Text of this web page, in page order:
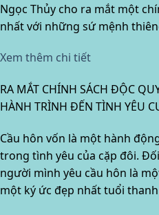
Ngọc Thủy cho ra mắt một
nhất với những sứ mệnh
Xem thêm chi tiết
RA MẮT CHÍNH SÁCH ĐỘC
HÀNH TRÌNH ĐẾN TÌNH YÊU
Cầu hôn vốn là một hành
trong tình yêu của cặp đôi.
người mình yêu cầu hôn là
một ký ức đẹp nhất tuổi